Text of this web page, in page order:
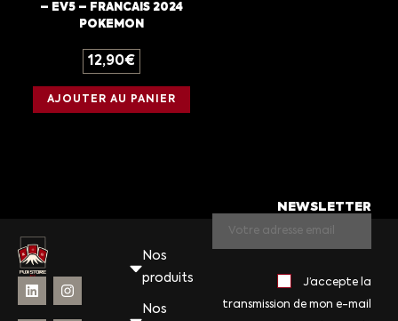
– EV5 – FRANCAIS 2024
POKEMON
12,90€
AJOUTER AU PANIER
Nos
produits
Nos
NEWSLETTER
J’accepte la
transmission de mon e-mail